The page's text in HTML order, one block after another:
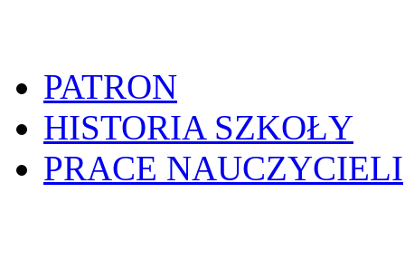
PATRON
HISTORIA SZKOŁY
PRACE NAUCZYCIELI